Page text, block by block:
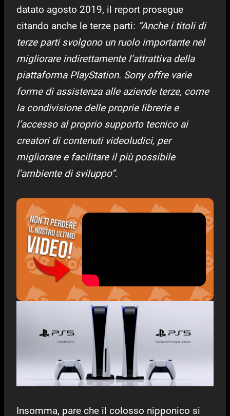
datato agosto 2019, il report prosegue
citando anche le terze parti: “Anche i titoli di
terze parti svolgono un ruolo importante nel
migliorare indirettamente l’attrattiva della
piattaforma PlayStation. Sony offre varie
forme di assistenza alle aziende terze, come
la condivisione delle proprie librerie e
l’accesso al proprio supporto tecnico ai
creatori di contenuti videoludici, per
migliorare e facilitare il più possibile
l’ambiente di sviluppo”.
Insomma, pare che il colosso nipponico si